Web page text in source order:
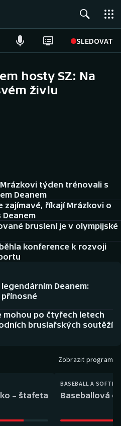
SLEDOVAT
hosty SZ: Na
živlu
týden trénovali s
Deanem
zajímavé, říkají Mrázkovi o
Deanem
bruslení je v olympijské
konference k rozvoji
Deanem:
přínosné
mohou po čtyřech letech
bruslařských soutěží
Zobrazit program
– štafeta
BASEBALL A
Baseballová